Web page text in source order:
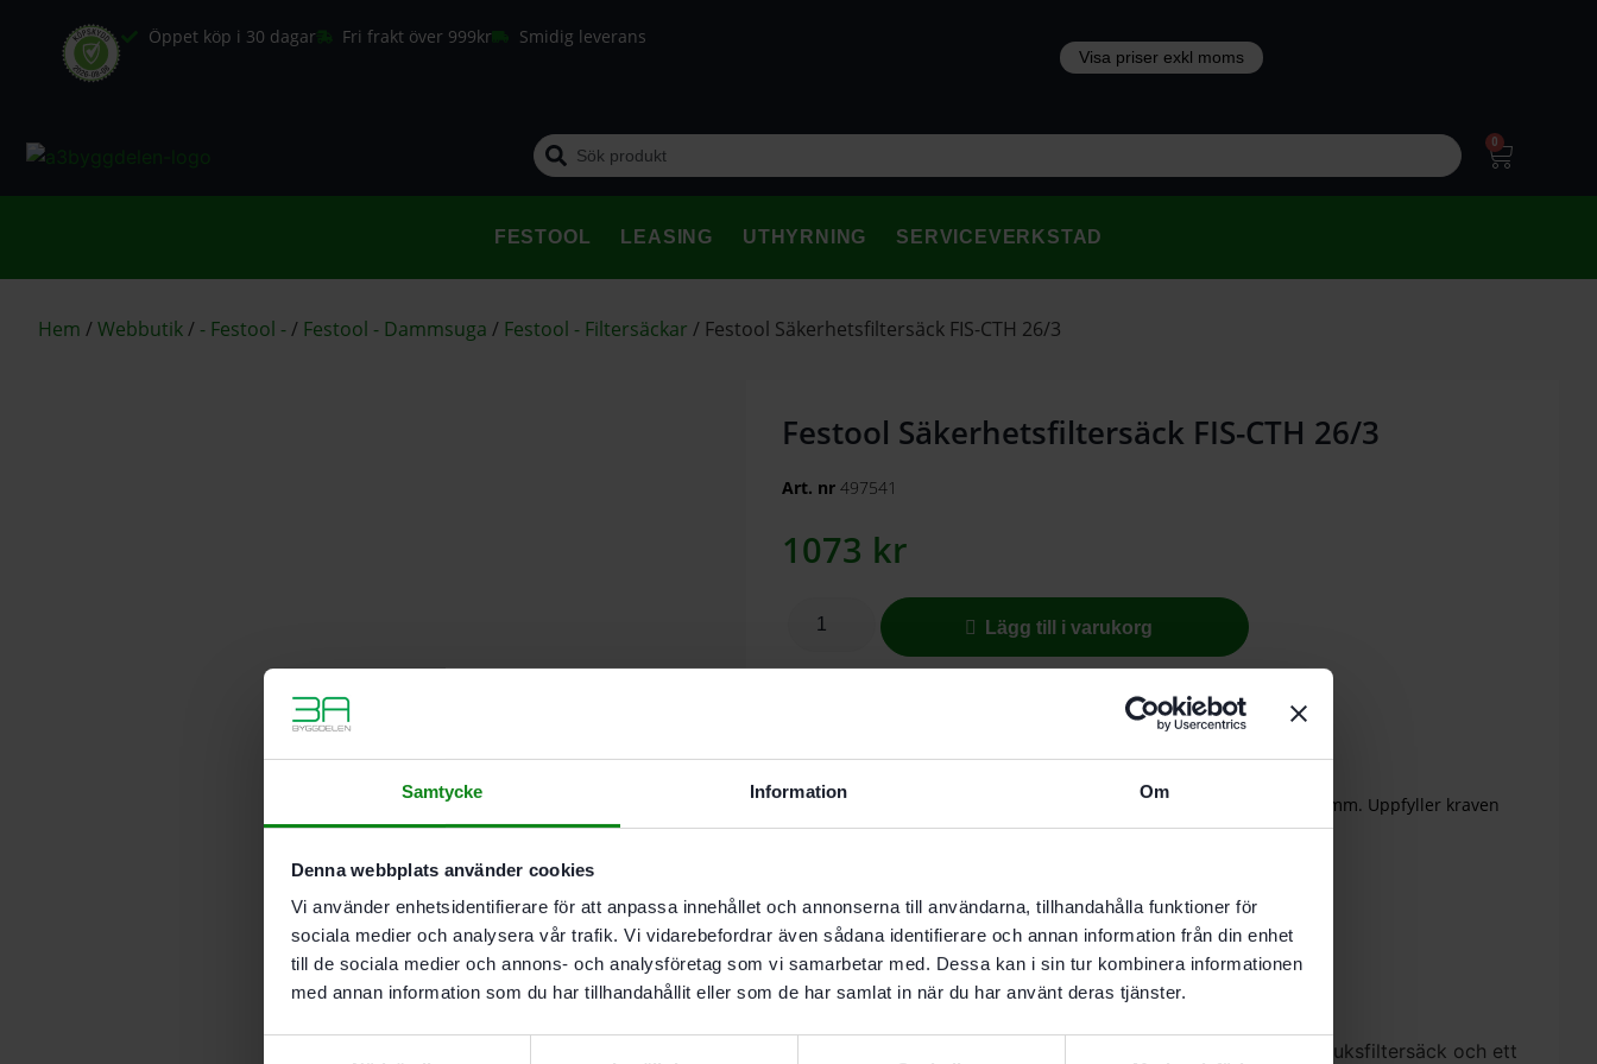
Samtycke Information Om
Denna webbplats använder cookies
Vi använder enhetsidentifierare för att anpassa innehållet och annonserna till användarna, tillhandahålla funktioner för
sociala medier och analysera vår trafik. Vi vidarebefordrar även sådana identifierare och annan information från din enhet
till de sociala medier och annons- och analysföretag som vi samarbetar med. Dessa kan i sin tur kombinera informationen
med annan information som du har tillhandahållit eller som de har samlat in när du har använt deras tjänster.
Öppet köp i 30 dagar Fri frakt över 999kr Smidig leverans
0
FESTOOL LEASING UTHYRNING SERVICEVERKSTAD
Hem /Webbutik/ - Festool -/ Festool - Dammsuga / Festool - Filtersäckar / Festool Säkerhetsfiltersäck FIS-CTH 26/3
Festool Säkerhetsfiltersäck FIS-CTH 26/3
Art. nr 497541
1073 kr
Lägg till i varukorg
För att suga upp cancerframkallande och sjukdomsframkallande damm. Uppfyller kraven
för dammklass H.
Beskrivning
Teknisk Data
Recensioner (0)
Egenskaper
Säkerhetsfiltersäck. som består av en högflexibel fiberduksfiltersäck och ett